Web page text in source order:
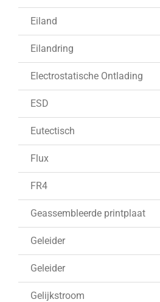
Eiland
Eilandring
Electrostatische Ontlading
ESD
Eutectisch
Flux
FR4
Geassembleerde printplaat
Geleider
Geleider
Gelijkstroom